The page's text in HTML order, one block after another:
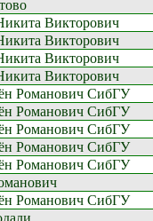
Викторович
Викторович
Викторович
Викторович
Романович СибГУ
Романович СибГУ
Романович СибГУ
Романович СибГУ
Романович СибГУ
Романович СибГУ